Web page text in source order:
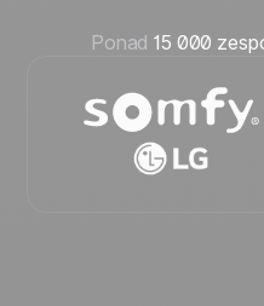
Ponad 15 000